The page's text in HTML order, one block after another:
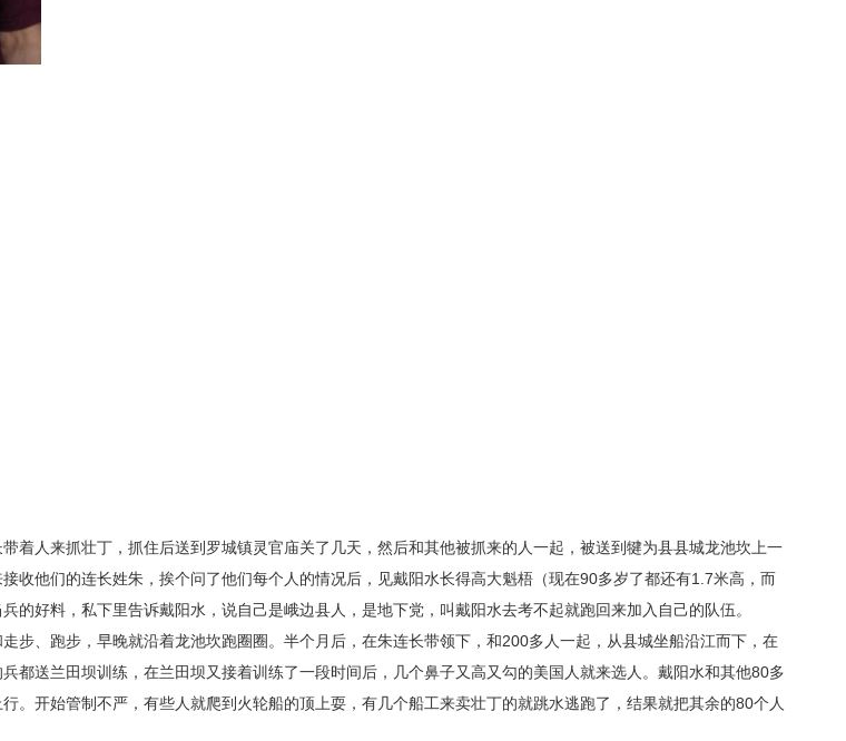
着人来抓壮丁，抓住后送到罗城镇灵官庙关了几天，然后和其他被抓来的人一起，被送到犍为县县城龙池坎上一
收他们的连长姓朱，挨个问了他们每个人的情况后，见戴阳水长得高大魁梧（现在90多岁了都还有1.7米高，而
的好料，私下里告诉戴阳水，说自己是峨边县人，是地下党，叫戴阳水去考不起就跑回来加入自己的队伍。
步、跑步，早晚就沿着龙池坎跑圈圈。半个月后，在朱连长带领下，和200多人一起，从县城坐船沿江而下，在
都送兰田坝训练，在兰田坝又接着训练了一段时间后，几个鼻子又高又勾的美国人就来选人。戴阳水和其他80多
。开始管制不严，有些人就爬到火轮船的顶上耍，有几个船工来卖壮丁的就跳水逃跑了，结果就把其余的80个人